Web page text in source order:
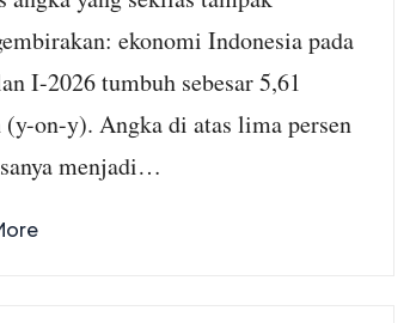
ekonomi Indonesia pada
I-2026 tumbuh sebesar 5,61
(y-on-y). Angka di atas lima persen
menjadi…
energi—relasi antara...
Baca yuk!